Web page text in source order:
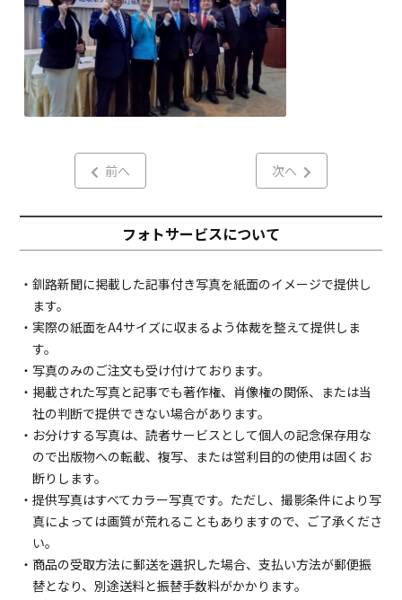
前へ 次へ
フォトサービスについて
・釧路新聞に掲載した記事付き写真を紙面のイメージで提供し
ます。
・実際の紙面をA4サイズに収まるよう体裁を整えて提供しま
す。
・写真のみのご注文も受け付けております。
・掲載された写真と記事でも著作権、肖像権の関係、または当
社の判断で提供できない場合があります。
・お分けする写真は、読者サービスとして個人の記念保存用な
ので出版物への転載、複写、または営利目的の使用は固くお
断りします。
・提供写真はすべてカラー写真です。ただし、撮影条件により写
真によっては画質が荒れることもありますので、ご了承くださ
い。
・商品の受取方法に郵送を選択した場合、支払い方法が郵便振
替となり、別途送料と振替手数料がかかります。